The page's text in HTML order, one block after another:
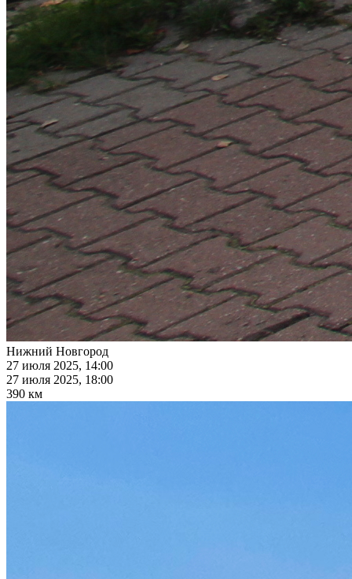
Нижний Новгород
27 июля 2025, 14:00
27 июля 2025, 18:00
390 км